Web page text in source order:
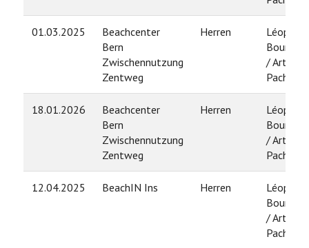
01.03.2025
Beachcenter
Bern
Zwischennutzung
Zentweg
Herren
Léopold
Bourdon
/ Arthur
Pache
18.01.2026
Beachcenter
Bern
Zwischennutzung
Zentweg
Herren
Léopold
Bourdon
/ Arthur
Pache
12.04.2025 BeachIN Ins Herren
Léopold
Bourdon
/ Arthur
Pache